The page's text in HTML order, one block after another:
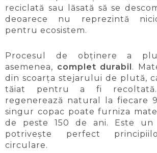
reciclată sau lăsată să se
deoarece nu reprezintă
pentru ecosistem.
Procesul de obținere a
asemenea, complet durabil .
din scoarța stejarului de plută,
tăiat pentru a fi
regenerează natural la fiecare
singur copac poate furniza
de peste 150 de ani. Este
potrivește perfect
circulare.